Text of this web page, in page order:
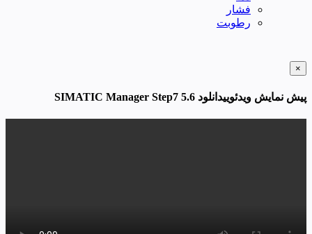
فشار
رطوبت
×
پیش نمایش ویدئوییدانلود SIMATIC Manager Step7 5.6